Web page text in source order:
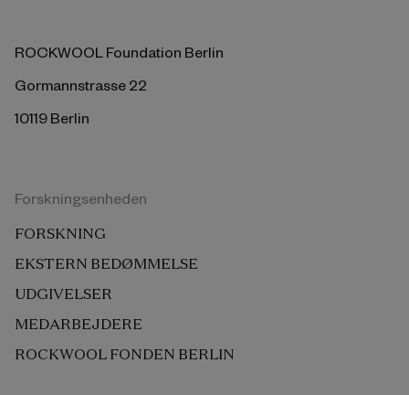
ROCKWOOL Foundation Berlin
Gormannstrasse 22
10119 Berlin
Forskningsenheden
FORSKNING
EKSTERN BEDØMMELSE
UDGIVELSER
MEDARBEJDERE
ROCKWOOL FONDEN BERLIN